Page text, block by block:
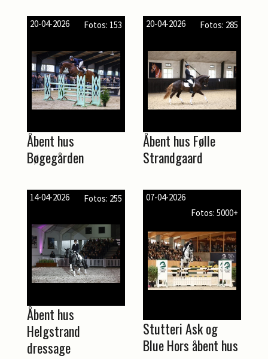
20-04-2026 Fotos: 153
Åbent hus
Bøgegården
20-04-2026 Fotos: 285
Åbent hus Følle
Strandgaard
14-04-2026 Fotos: 255
Åbent hus
Helgstrand
dressage
07-04-2026
Fotos: 5000+
Stutteri Ask og
Blue Hors åbent hus